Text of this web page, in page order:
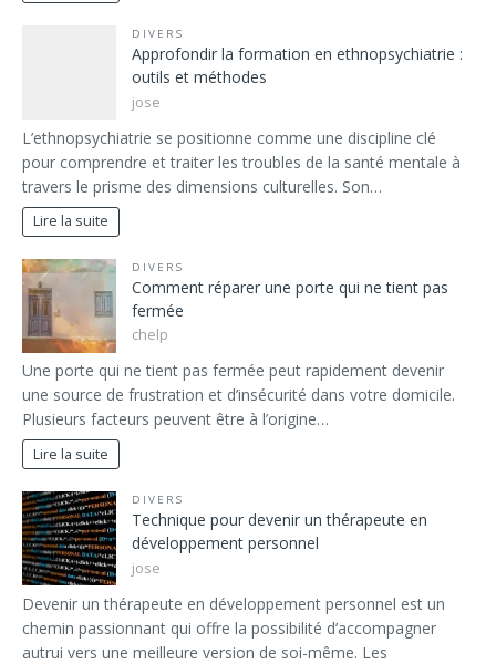
DIVERS
Approfondir la formation en ethnopsychiatrie :
outils et méthodes
jose
L’ethnopsychiatrie se positionne comme une discipline clé
pour comprendre et traiter les troubles de la santé mentale à
travers le prisme des dimensions culturelles. Son…
Lire la suite
DIVERS
Comment réparer une porte qui ne tient pas
fermée
chelp
Une porte qui ne tient pas fermée peut rapidement devenir
une source de frustration et d’insécurité dans votre domicile.
Plusieurs facteurs peuvent être à l’origine…
Lire la suite
DIVERS
Technique pour devenir un thérapeute en
développement personnel
jose
Devenir un thérapeute en développement personnel est un
chemin passionnant qui offre la possibilité d’accompagner
autrui vers une meilleure version de soi-même. Les